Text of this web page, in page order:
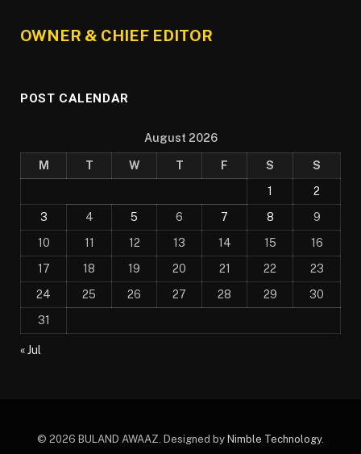
OWNER & CHIEF EDITOR
POST CALENDAR
August 2026
M T W T F S
S
1
2
3
4 5 6 7 8
9
10
11 12 13 14 15
16
17
18 19 20 21 22
23
24
25 26 27 28 29
30
31
« Jul
© 2026 BULAND AWAAZ. Designed by Nimble Technology.